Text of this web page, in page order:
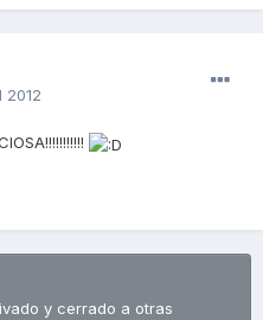
2012
y cerrado a otras